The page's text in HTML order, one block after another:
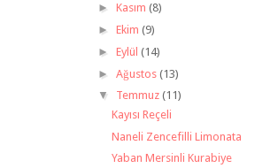
► Kasım (8)
► Ekim (9)
► Eylül (14)
► Ağustos (13)
▼ Temmuz (11)
Kayısı Reçeli
Naneli Zencefilli Limonata
Yaban Mersinli Kurabiye